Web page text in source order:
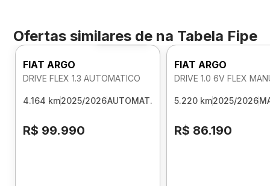
Ofertas similares de na Tabela Fipe
Foto 360º
FIAT ARGO
DRIVE FLEX 1.3 AUTOMATICO
4.164 km2025/2026AUTOMAT.
R$ 99.990
FIAT ARGO
DRIVE 1.0 6V FLEX
5.220 km2025/2026
R$ 86.190